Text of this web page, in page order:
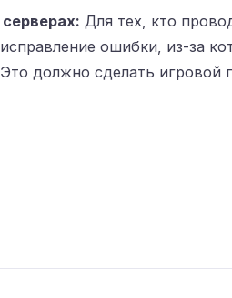
Для тех, кто
ошибки, из-за
должно сделать